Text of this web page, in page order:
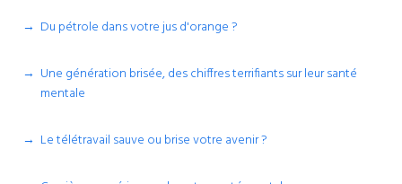
Du pétrole dans votre jus d'orange ?
Une génération brisée, des chiffres terrifiants sur leur santé
mentale
Le télétravail sauve ou brise votre avenir ?